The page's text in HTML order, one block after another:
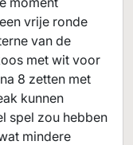
vrije ronde
van de
met wit voor
8 zetten met
kunnen
spel zou hebben
mindere